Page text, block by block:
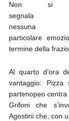
Non si
segnala
nessuna
particolare
termine della
Al quarto d’ora
vantaggio: Pizza
partenopeo
Grifoni che
Agostini che, con